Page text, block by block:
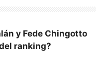
y Fede Chingotto
ranking?